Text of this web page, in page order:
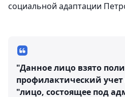
социальной адаптации
"Данное лицо взято
профилактический учет
"лицо, состоящее под